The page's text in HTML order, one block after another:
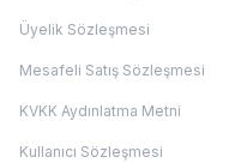
Üyelik Sözleşmesi
Mesafeli Satış Sözleşmesi
KVKK Aydınlatma Metni
Kullanıcı Sözleşmesi